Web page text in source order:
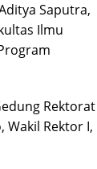
Saputra,
Ilmu
Rektorat
Wakil Rektor I,